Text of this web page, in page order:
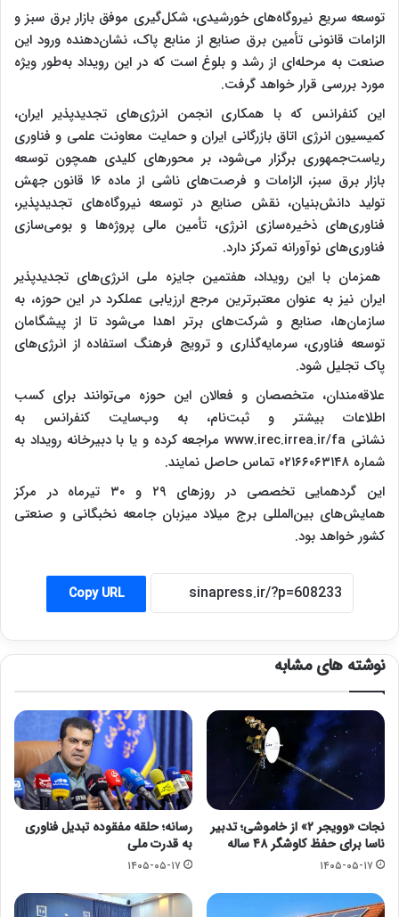
توسعه سریع نیروگاه‌های خورشیدی، شکل‌گیری موفق بازار برق سبز و
الزامات قانونی تأمین برق صنایع از منابع پاک، نشان‌دهنده ورود این
صنعت به مرحله‌ای از رشد و بلوغ است که در این رویداد به‌طور ویژه
مورد بررسی قرار خواهد گرفت.
این کنفرانس که با همکاری انجمن انرژی‌های تجدیدپذیر ایران،
کمیسیون انرژی اتاق بازرگانی ایران و حمایت معاونت علمی و فناوری
ریاست‌جمهوری برگزار می‌شود، بر محورهای کلیدی همچون توسعه
بازار برق سبز، الزامات و فرصت‌های ناشی از ماده ۱۶ قانون جهش
تولید دانش‌بنیان، نقش صنایع در توسعه نیروگاه‌های تجدیدپذیر،
فناوری‌های ذخیره‌سازی انرژی، تأمین مالی پروژه‌ها و بومی‌سازی
فناوری‌های نوآورانه تمرکز دارد.
همزمان با این رویداد، هفتمین جایزه ملی انرژی‌های تجدیدپذیر
ایران نیز به عنوان معتبرترین مرجع ارزیابی عملکرد در این حوزه، به
سازمان‌ها، صنایع و شرکت‌های برتر اهدا می‌شود تا از پیشگامان
توسعه فناوری، سرمایه‌گذاری و ترویج فرهنگ استفاده از انرژی‌های
پاک تجلیل شود.
علاقه‌مندان، متخصصان و فعالان این حوزه می‌توانند برای کسب
اطلاعات بیشتر و ثبت‌نام، به وب‌سایت کنفرانس به
نشانی www.irec.irrea.ir/fa مراجعه کرده و یا با دبیرخانه رویداد به
شماره ۰۲۱۶۶۰۶۳۱۴۸ تماس حاصل نمایند.
این گردهمایی تخصصی در روزهای ۲۹ و ۳۰ تیرماه در مرکز
همایش‌های بین‌المللی برج میلاد میزبان جامعه نخبگانی و صنعتی
کشور خواهد بود.
Copy URL
نوشته های مشابه
نجات «وویجر ۲» از خاموشی؛ تدبیر
ناسا برای حفظ کاوشگر ۴۸ ساله
۱۴۰۵-۰۵-۱۷
رسانه؛ حلقه مفقوده تبدیل فناوری
به قدرت ملی
۱۴۰۵-۰۵-۱۷